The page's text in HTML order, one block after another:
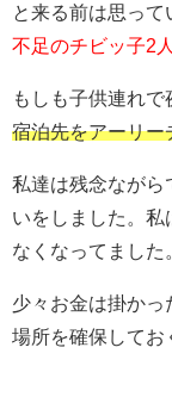
と来る前は思っ
不足のチビッ子2
もしも子供連れで
宿泊先をアーリー
私達は残念ながら
いをしました。
なくなってました
少々お金は掛かっ
場所を確保してお